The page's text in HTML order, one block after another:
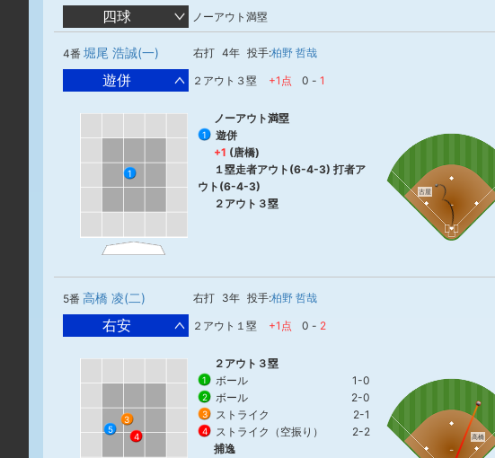
四球 ノーアウト満塁
4番 堀尾 浩誠(一) 右打 4年 投手:柏野 哲哉
遊併 ２アウト３塁 +1点 0 - 1
1
ノーアウト満塁
1
遊併
+1 (唐橋)
１塁走者アウト(6-4-3) 打者ア
ウト(6-4-3)
２アウト３塁
古屋
5番 高橋 凌(二) 右打 3年 投手:柏野 哲哉
右安 ２アウト１塁 +1点 0 - 2
3
4
5
２アウト３塁
1 ボール 1-0
2 ボール 2-0
3 ストライク 2-1
4 ストライク（空振り）
2-2
捕逸
高橋